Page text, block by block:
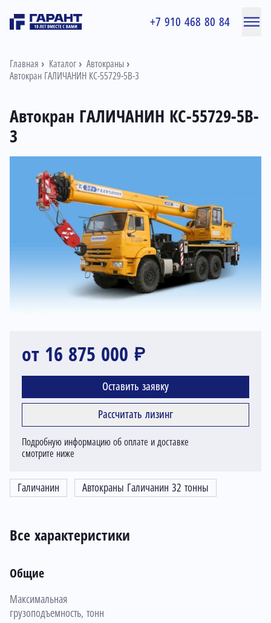
+7 910 468 80 84
Главная Каталог
Автокраны
Автокран ГАЛИЧАНИН КС-55729-5B-3
Автокран ГАЛИЧАНИН КС-55729-5B-
3
Галичанин Автокраны Галичанин 32 тонны
от 16 875 000 ₽
Оставить заявку
Рассчитать лизинг
Подробную информацию об оплате и доставке
смотрите ниже
Все характеристики
Общие
Максимальная
грузоподъемность, тонн